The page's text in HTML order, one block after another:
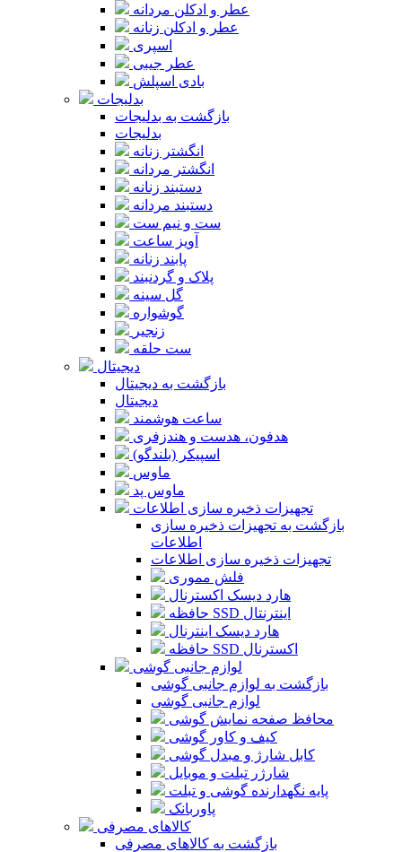
عطر و ادکلن مردانه
عطر و ادکلن زنانه
اسپری
عطر جیبی
بادی اسپلش
بدلیجات
بازگشت به بدلیجات
بدلیجات
انگشتر زنانه
انگشتر مردانه
دستبند زنانه
دستبند مردانه
ست و نیم ست
آویز ساعت
پابند زنانه
پلاک و گردنبند
گل سینه
گوشواره
زنجیر
ست حلقه
دیجیتال
بازگشت به دیجیتال
دیجیتال
ساعت هوشمند
هدفون، هدست و هندزفری
اسپیکر (بلندگو)
ماوس
ماوس پد
تجهیزات ذخیره سازی اطلاعات
بازگشت به تجهیزات ذخیره سازی
اطلاعات
تجهیزات ذخیره سازی اطلاعات
فلش مموری
هارد دیسک اکسترنال
حافظه SSD اینترنتال
هارد دیسک اینترنال
حافظه SSD اکسترنال
لوازم جانبی گوشی
بازگشت به لوازم جانبی گوشی
لوازم جانبی گوشی
محافظ صفحه نمایش گوشی
کیف و کاور گوشی
کابل شارژ و مبدل گوشی
شارژر تبلت و موبایل
پایه نگهدارنده گوشی و تبلت
پاوربانک
کالاهای مصرفی
بازگشت به کالاهای مصرفی